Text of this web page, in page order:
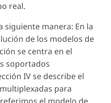
real.
siguiente manera: En la
de los modelos de
se centra en el
soportados
IV se describe el
para